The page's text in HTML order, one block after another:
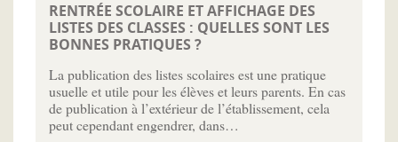
RENTRÉE SCOLAIRE ET AFFICHAGE DES
LISTES DES CLASSES : QUELLES SONT LES
BONNES PRATIQUES ?
La publication des listes scolaires est une pratique
usuelle et utile pour les élèves et leurs parents. En cas
de publication à l’extérieur de l’établissement, cela
peut cependant engendrer, dans…